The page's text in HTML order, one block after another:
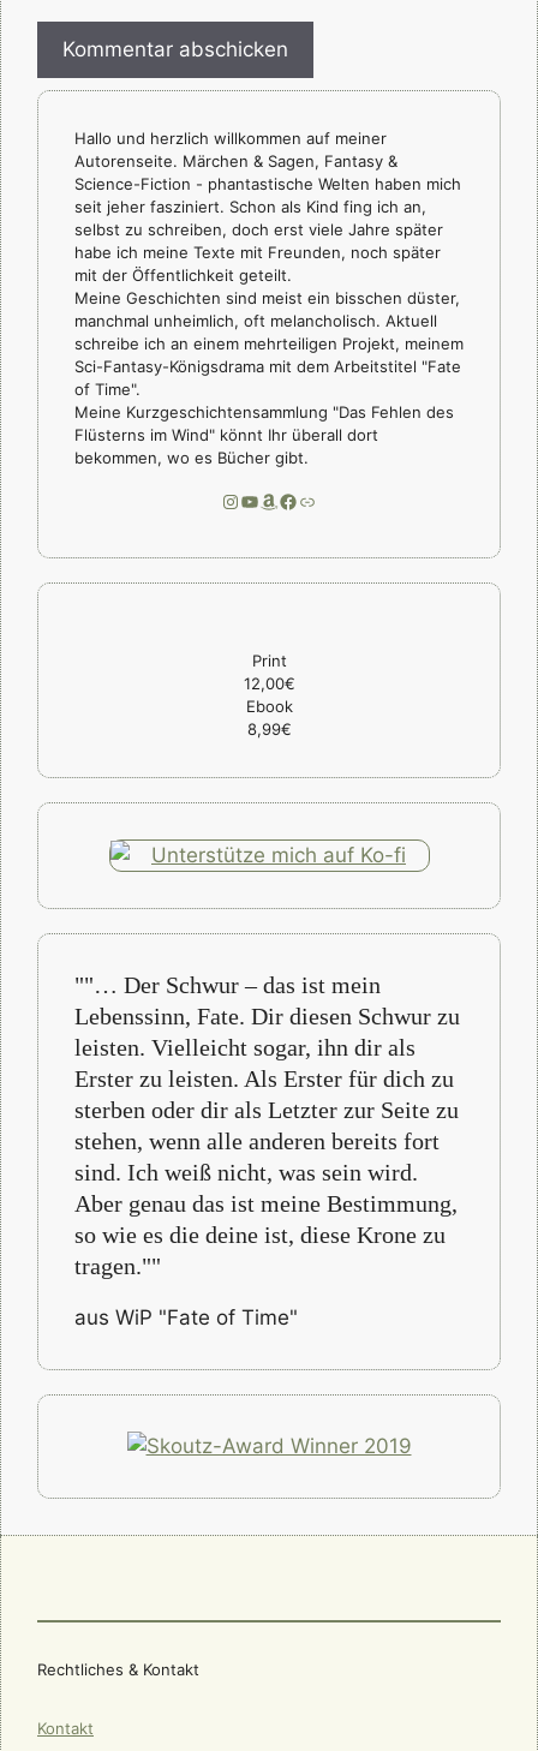
Hallo und herzlich willkommen auf meiner
Autorenseite. Märchen & Sagen, Fantasy &
Science-Fiction - phantastische Welten haben mich
seit jeher fasziniert. Schon als Kind fing ich an,
selbst zu schreiben, doch erst viele Jahre später
habe ich meine Texte mit Freunden, noch später
mit der Öffentlichkeit geteilt.
Meine Geschichten sind meist ein bisschen düster,
manchmal unheimlich, oft melancholisch. Aktuell
schreibe ich an einem mehrteiligen Projekt, meinem
Sci-Fantasy-Königsdrama mit dem Arbeitstitel "Fate
of Time".
Meine Kurzgeschichtensammlung "Das Fehlen des
Flüsterns im Wind" könnt Ihr überall dort
bekommen, wo es Bücher gibt.
Instagram
YouTube
Amazon
Facebook
Link
Print
12,00€
Ebook
8,99€
""… Der Schwur – das ist mein
Lebenssinn, Fate. Dir diesen Schwur zu
leisten. Vielleicht sogar, ihn dir als
Erster zu leisten. Als Erster für dich zu
sterben oder dir als Letzter zur Seite zu
stehen, wenn alle anderen bereits fort
sind. Ich weiß nicht, was sein wird.
Aber genau das ist meine Bestimmung,
so wie es die deine ist, diese Krone zu
tragen.""
aus WiP "Fate of Time"
Rechtliches & Kontakt
Kontakt